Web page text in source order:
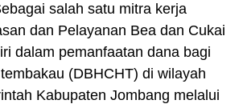
salah satu mitra kerja
dan Pelayanan Bea dan Cukai
dalam pemanfaatan dana bagi
(DBHCHT) di wilayah
Kabupaten Jombang melalui